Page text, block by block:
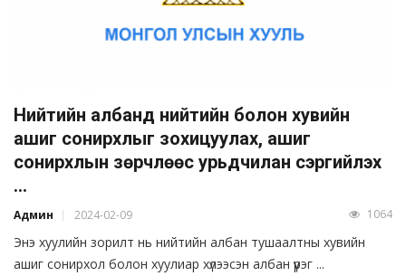
Нийтийн албанд нийтийн болон хувийн
ашиг сонирхлыг зохицуулах, ашиг
сонирхлын зөрчлөөс урьдчилан сэргийлэх
...
Админ 2024-02-09 1064
Энэ хуулийн зорилт нь нийтийн албан тушаалтны хувийн
ашиг сонирхол болон хуулиар хүлээсэн албан үүрэг ...